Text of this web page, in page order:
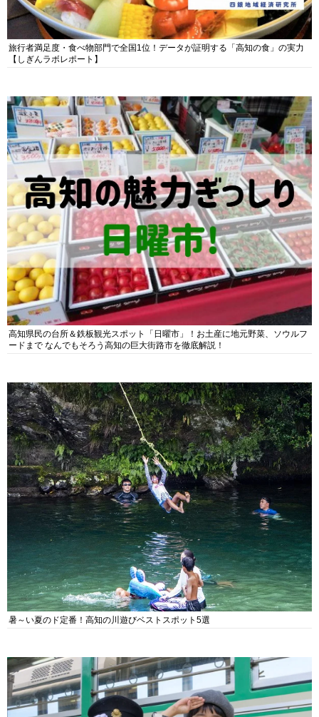
旅行者満足度・食べ物部門で全国1位！データが証明する「高知の食」の実力
【しぎんラボレポート】
高知県民の台所＆鉄板観光スポット「日曜市」！お土産に地元野菜、ソウルフ
ードまで なんでもそろう高知の巨大街路市を徹底解説！
暑～い夏のド定番！高知の川遊びベストスポット5選